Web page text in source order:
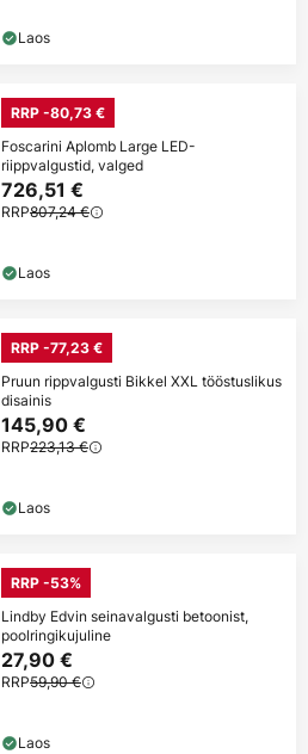
Laos
RRP -80,73 €
Foscarini Aplomb Large LED-
riippvalgustid, valged
726,51 €
RRP807,24 €
Laos
RRP -77,23 €
Pruun rippvalgusti Bikkel XXL tööstuslikus
disainis
145,90 €
RRP223,13 €
Laos
RRP -53%
Lindby Edvin seinavalgusti betoonist,
poolringikujuline
27,90 €
RRP59,90 €
Laos